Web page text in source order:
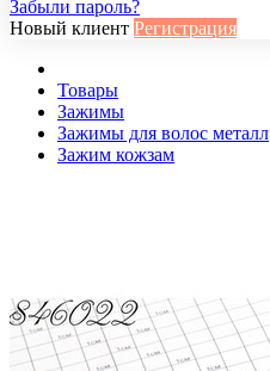
Забыли пароль?
Новый клиент Регистрация
Товары
Зажимы
Зажимы для волос металл
Зажим кожзам